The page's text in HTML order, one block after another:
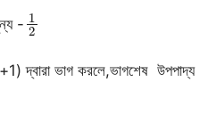
-
1
দ্বারা ভাগ করলে,ভাগশেষ উপপাদ্য